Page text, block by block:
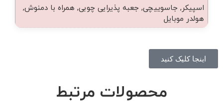
اسپیکر, جاسوییچی, جعبه پذیرایی چوبی, همراه با دمنوش,
هولدر موبایل
اینجا کلیک کنید
محصولات مرتبط